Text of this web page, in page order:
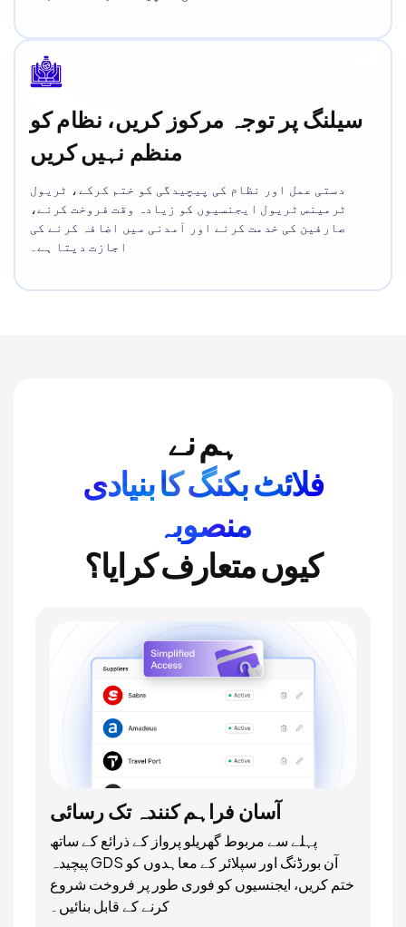
سیلنگ پر توجہ مرکوز کریں، نظام کو
منظم نہیں کریں
دستی عمل اور نظام کی پیچیدگی کو ختم کرکے، ٹریول
ٹرمینس ٹریول ایجنسیوں کو زیادہ وقت فروخت کرنے،
صارفین کی خدمت کرنے اور آمدنی میں اضافہ کرنے کی
اجازت دیتا ہے۔
ہم نے
فلائٹ بکنگ کا بنیادی
منصوبہ
کیوں متعارف کرایا؟
آسان فراہم کنندہ تک رسائی
پہلے سے مربوط گھریلو پرواز کے ذرائع کے ساتھ
پیچیدہ GDS آن بورڈنگ اور سپلائر کے معاہدوں کو
ختم کریں، ایجنسیوں کو فوری طور پر فروخت شروع
کرنے کے قابل بنائیں۔